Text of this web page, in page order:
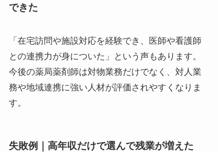
できた
「在宅訪問や施設対応を経験でき、医師や看護師
との連携力が身についた」という声もあります。
今後の薬局薬剤師は対物業務だけでなく、対人業
務や地域連携に強い人材が評価されやすくなりま
す。
失敗例｜高年収だけで選んで残業が増えた